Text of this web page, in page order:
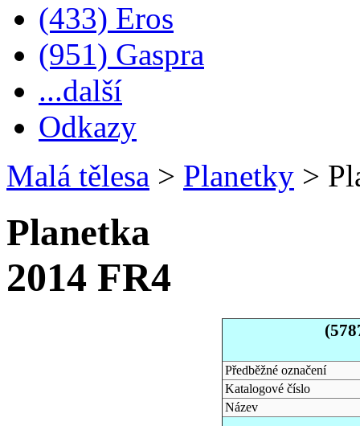
(433) Eros
(951) Gaspra
...další
Odkazy
Malá tělesa > Planetky >
Planetka
2014 FR4
Předběžné označení
Katalogové číslo
Název